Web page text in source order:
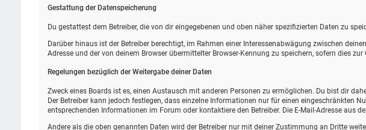
Gestattung der Datenspeicherung
Du gestattest dem Betreiber, die von dir eingegebenen und oben näher spezifizierten Daten zu
Darüber hinaus ist der Betreiber berechtigt, im Rahmen einer Interessenabwägung zwischen
Adresse und der von deinem Browser übermittelter Browser-Kennung zu speichern, sofern dies
Regelungen bezüglich der Weitergabe deiner Daten
Zweck eines Boards ist es, einen Austausch mit anderen Personen zu ermöglichen. Du bist dir
Der Betreiber kann jedoch festlegen, dass einzelne Informationen nur für einen eingeschränkten
entsprechenden Informationen im Forum oder kontaktiere den Betreiber. Die E-Mail-Adresse
Andere als die oben genannten Daten wird der Betreiber nur mit deiner Zustimmung an Dritte